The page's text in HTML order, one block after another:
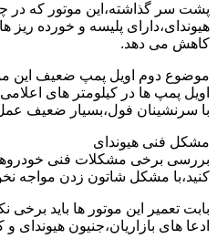
پشت سر گذاشته،این موتور که در
هیوندای،دارای پلیسه و خورده
کاهش می دهد.
اویل پمپ ها در کیلومتر های
با سرنشینان فول،بسیار ضعیف
مشکل فنی هیوندای
بررسی برخی مشکلات فنی خودروهای
کنید،با مشکل شاتون زدن مواجه
ادعا های بازاریان،جنیون هیوندای و کیا نیست و اصولا این خودروساز